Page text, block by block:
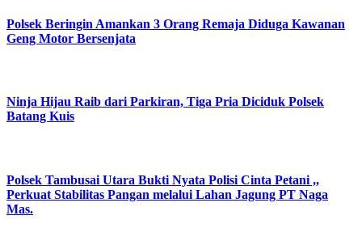
Polsek Beringin Amankan 3 Orang Remaja Diduga Kawanan
Geng Motor Bersenjata
Ninja Hijau Raib dari Parkiran, Tiga Pria Diciduk Polsek
Batang Kuis
Polsek Tambusai Utara Bukti Nyata Polisi Cinta Petani ,,
Perkuat Stabilitas Pangan melalui Lahan Jagung PT Naga
Mas.